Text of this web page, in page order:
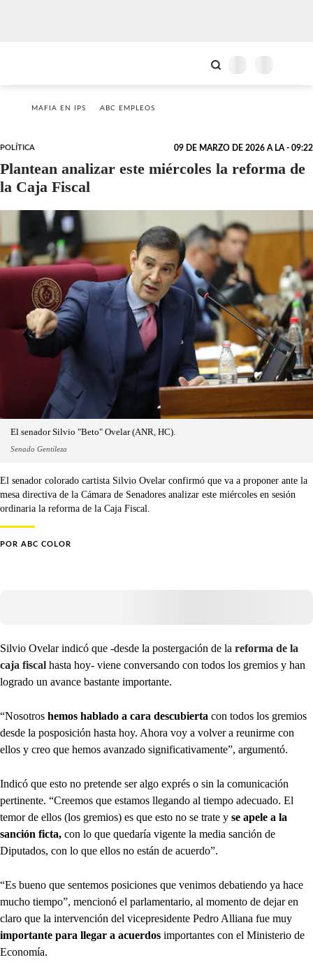
MAFIA EN IPS ABC EMPLEOS
POLÍTICA 09 DE MARZO DE 2026 A LA - 09:22
Plantean analizar este miércoles la reforma de
la Caja Fiscal
El senador Silvio "Beto" Ovelar (ANR, HC).
Senado Gentileza
El senador colorado cartista Silvio Ovelar confirmó que va a proponer ante la
mesa directiva de la Cámara de Senadores analizar este miércoles en sesión
ordinaria la reforma de la Caja Fiscal.
POR ABC COLOR
Silvio Ovelar indicó que -desde la postergación de la reforma de la
caja fiscal hasta hoy- viene conversando con todos los gremios y han
logrado un avance bastante importante.
“Nosotros hemos hablado a cara descubierta con todos los gremios
desde la posposición hasta hoy. Ahora voy a volver a reunirme con
ellos y creo que hemos avanzado significativamente”, argumentó.
Indicó que esto no pretende ser algo exprés o sin la comunicación
pertinente. “Creemos que estamos llegando al tiempo adecuado. El
temor de ellos (los gremios) es que esto no se trate y se apele a la
sanción ficta, con lo que quedaría vigente la media sanción de
Diputados, con lo que ellos no están de acuerdo”.
“Es bueno que sentemos posiciones que venimos debatiendo ya hace
mucho tiempo”, mencionó el parlamentario, al momento de dejar en
claro que la intervención del vicepresidente Pedro Alliana fue muy
importante para llegar a acuerdos importantes con el Ministerio de
Economía.